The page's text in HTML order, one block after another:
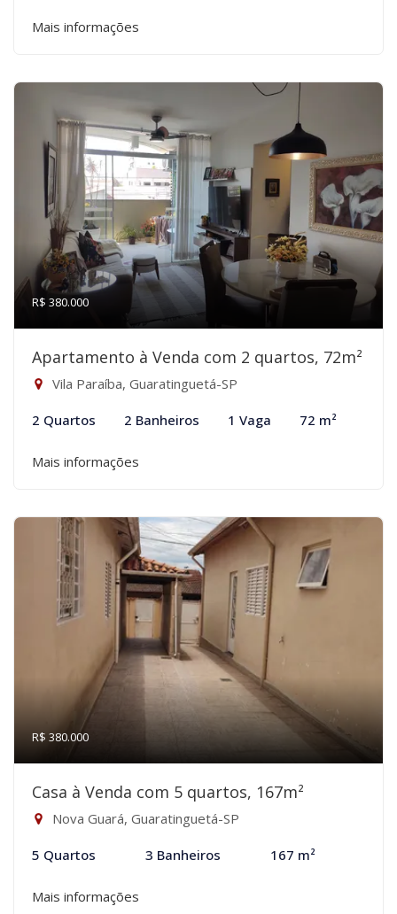
Mais informações
R$ 380.000
Apartamento à Venda com 2 quartos, 72m²
Vila Paraíba, Guaratinguetá-SP
2 Quartos 2 Banheiros 1 Vaga 72 m²
Mais informações
R$ 380.000
Casa à Venda com 5 quartos, 167m²
Nova Guará, Guaratinguetá-SP
5 Quartos 3 Banheiros 167 m²
Mais informações